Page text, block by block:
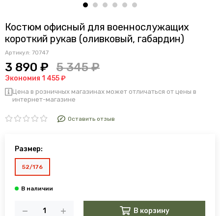
Костюм офисный для военнослужащих
короткий рукав (оливковый, габардин)
Артикул: 70747
3 890 ₽ 5 345 ₽
Экономия 1 455 ₽
Цена в розничных магазинах может отличаться от цены в
интернет-магазине
Оставить отзыв
Размер:
52/176
В корзину